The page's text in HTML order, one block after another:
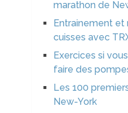
marathon de
Entrainement
cuisses avec
Exercices si
faire des
Les 100
New-York